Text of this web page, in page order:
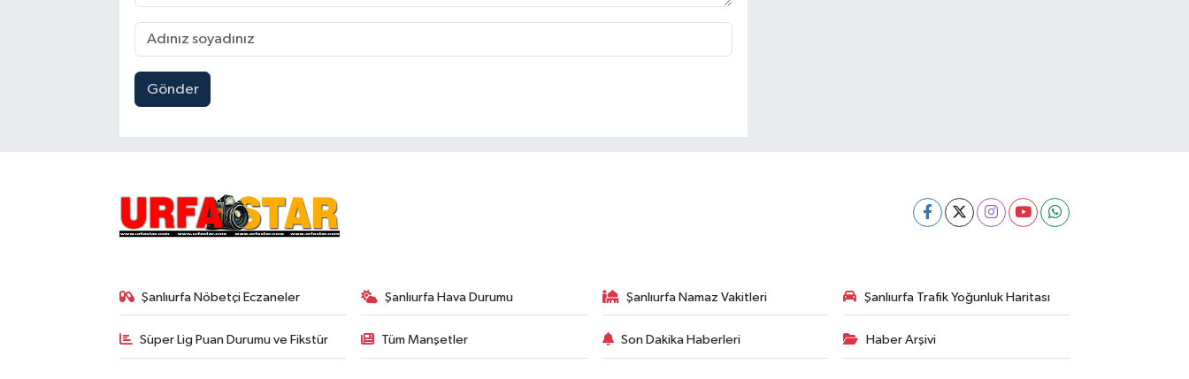
Gönder
Şanlıurfa Nöbetçi Eczaneler Şanlıurfa Hava Durumu Şanlıurfa Namaz Vakitleri Şanlıurfa Trafik Yoğunluk Haritası
Süper Lig Puan Durumu ve Fikstür Tüm Manşetler Son Dakika Haberleri Haber Arşivi